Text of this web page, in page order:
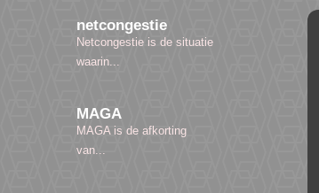
netcongestie
Netcongestie is de situatie
waarin...
MAGA
MAGA is de afkorting
van...